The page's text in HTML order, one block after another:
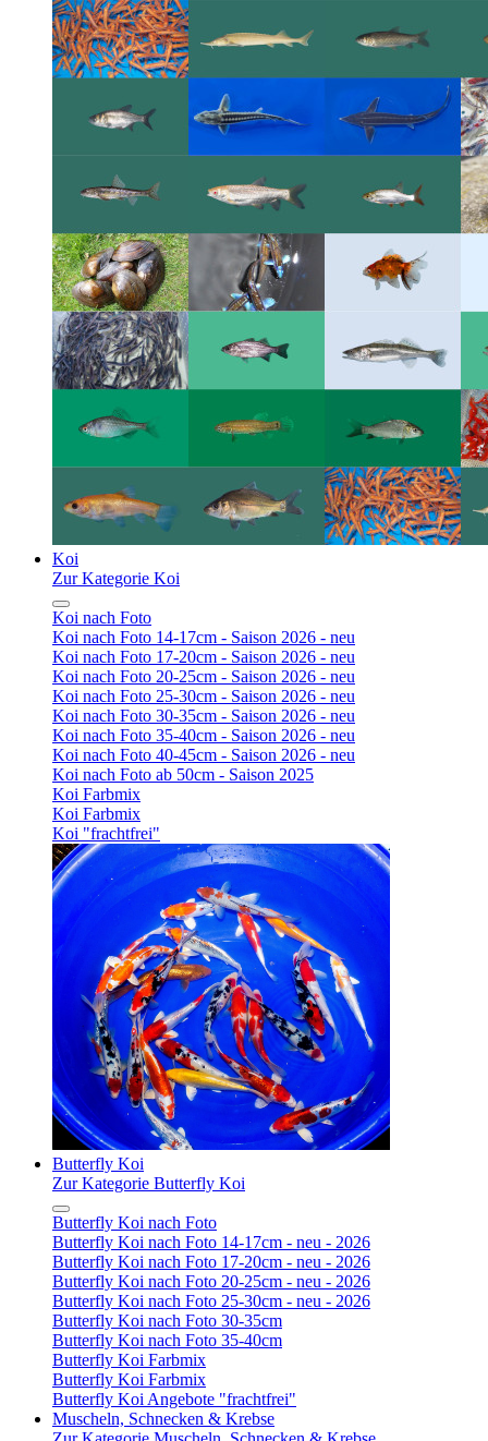
Koi
Zur Kategorie Koi
Koi nach Foto
Koi nach Foto 14-17cm - Saison 2026 - neu
Koi nach Foto 17-20cm - Saison 2026 - neu
Koi nach Foto 20-25cm - Saison 2026 - neu
Koi nach Foto 25-30cm - Saison 2026 - neu
Koi nach Foto 30-35cm - Saison 2026 - neu
Koi nach Foto 35-40cm - Saison 2026 - neu
Koi nach Foto 40-45cm - Saison 2026 - neu
Koi nach Foto ab 50cm - Saison 2025
Koi Farbmix
Koi Farbmix
Koi "frachtfrei"
Butterfly Koi
Zur Kategorie Butterfly Koi
Butterfly Koi nach Foto
Butterfly Koi nach Foto 14-17cm - neu - 2026
Butterfly Koi nach Foto 17-20cm - neu - 2026
Butterfly Koi nach Foto 20-25cm - neu - 2026
Butterfly Koi nach Foto 25-30cm - neu - 2026
Butterfly Koi nach Foto 30-35cm
Butterfly Koi nach Foto 35-40cm
Butterfly Koi Farbmix
Butterfly Koi Farbmix
Butterfly Koi Angebote "frachtfrei"
Muscheln, Schnecken & Krebse